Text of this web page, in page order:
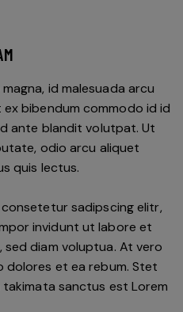
id malesuada arcu
bibendum commodo id id
ante blandit volutpat. Ut
odio arcu aliquet
quis lectus.
sadipscing elitr,
invidunt ut labore et
diam voluptua. At vero
et ea rebum. Stet
sanctus est Lorem